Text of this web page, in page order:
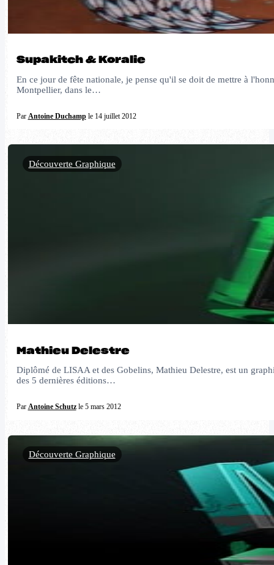
Supakitch & Koralie
En ce jour de fête nationale, je pense qu'il se doit de mettre à
Montpellier, dans le…
Par Antoine Duchample 14 juillet 2012
Mathieu Delestre
Diplômé de LISAA et des Gobelins, Mathieu Delestre, est un
des 5 dernières éditions…
Par Antoine Schutzle 5 mars 2012
Découverte Graphique
Découverte Graphique